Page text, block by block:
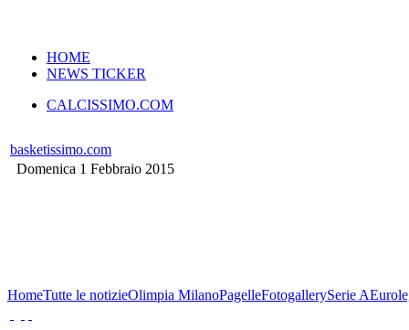
HOME
NEWS TICKER
CALCISSIMO.COM
basketissimo.com
Domenica 1 Febbraio 2015
HomeTutte le notizieOlimpia MilanoPagelleFotogallerySerie A